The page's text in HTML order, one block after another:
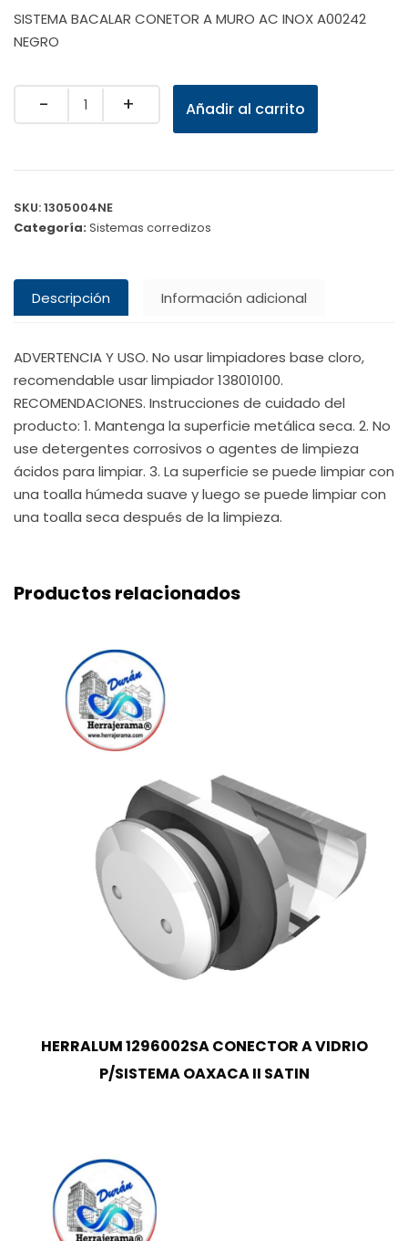
SISTEMA BACALAR CONETOR A MURO AC INOX A00242
NEGRO
Quantity Añadir al carrito
SKU:1305004NE
Categoría:Sistemas corredizos
Descripción Información adicional
ADVERTENCIA Y USO. No usar limpiadores base cloro,
recomendable usar limpiador 138010100.
RECOMENDACIONES. Instrucciones de cuidado del
producto: 1. Mantenga la superficie metálica seca. 2. No
use detergentes corrosivos o agentes de limpieza
ácidos para limpiar. 3. La superficie se puede limpiar con
una toalla húmeda suave y luego se puede limpiar con
una toalla seca después de la limpieza.
Productos relacionados
HERRALUM 1296002SA CONECTOR A VIDRIO
P/SISTEMA OAXACA II SATIN